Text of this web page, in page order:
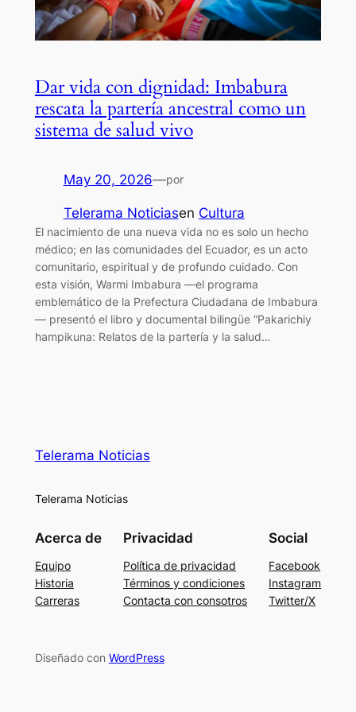
Dar vida con dignidad: Imbabura
rescata la partería ancestral como un
sistema de salud vivo
May 20, 2026—por
Telerama Noticiasen Cultura
El nacimiento de una nueva vida no es solo un hecho
médico; en las comunidades del Ecuador, es un acto
comunitario, espiritual y de profundo cuidado. Con
esta visión, Warmi Imbabura —el programa
emblemático de la Prefectura Ciudadana de Imbabura
— presentó el libro y documental bilingüe “Pakarichiy
hampikuna: Relatos de la partería y la salud…
Telerama Noticias
Telerama Noticias
Acerca de
Equipo
Historia
Carreras
Privacidad
Política de privacidad
Términos y condiciones
Contacta con consotros
Social
Facebook
Instagram
Twitter/X
Diseñado con WordPress